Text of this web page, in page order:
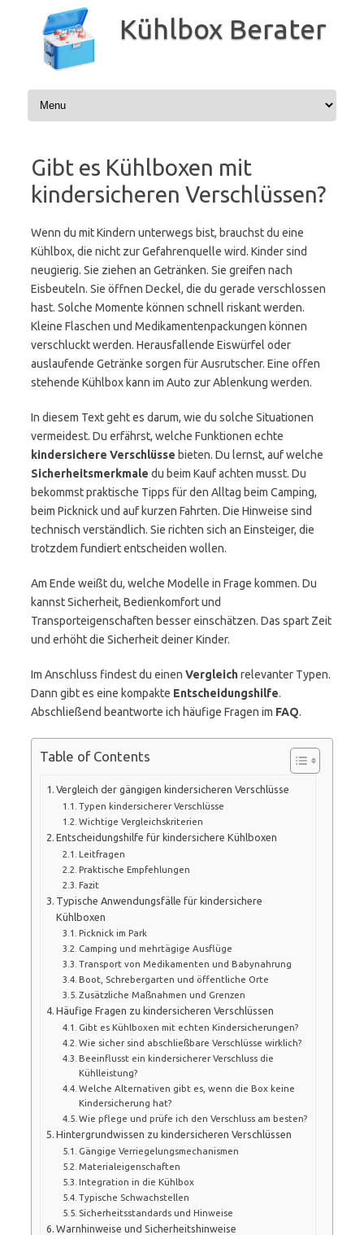
springen
Kühlbox Berater
Gibt es Kühlboxen mit
kindersicheren Verschlüssen?
Wenn du mit Kindern unterwegs bist, brauchst du eine
Kühlbox, die nicht zur Gefahrenquelle wird. Kinder sind
neugierig. Sie ziehen an Getränken. Sie greifen nach
Eisbeuteln. Sie öffnen Deckel, die du gerade verschlossen
hast. Solche Momente können schnell riskant werden.
Kleine Flaschen und Medikamentenpackungen können
verschluckt werden. Herausfallende Eiswürfel oder
auslaufende Getränke sorgen für Ausrutscher. Eine offen
stehende Kühlbox kann im Auto zur Ablenkung werden.
In diesem Text geht es darum, wie du solche Situationen
vermeidest. Du erfährst, welche Funktionen echte
kindersichere Verschlüsse bieten. Du lernst, auf welche
Sicherheitsmerkmale du beim Kauf achten musst. Du
bekommst praktische Tipps für den Alltag beim Camping,
beim Picknick und auf kurzen Fahrten. Die Hinweise sind
technisch verständlich. Sie richten sich an Einsteiger, die
trotzdem fundiert entscheiden wollen.
Am Ende weißt du, welche Modelle in Frage kommen. Du
kannst Sicherheit, Bedienkomfort und
Transporteigenschaften besser einschätzen. Das spart Zeit
und erhöht die Sicherheit deiner Kinder.
Im Anschluss findest du einen Vergleichrelevanter Typen.
Dann gibt es eine kompakte Entscheidungshilfe.
Abschließend beantworte ich häufige Fragen im FAQ.
Table of Contents
Vergleich der gängigen kindersicheren Verschlüsse
Typen kindersicherer Verschlüsse
Wichtige Vergleichskriterien
Entscheidungshilfe für kindersichere Kühlboxen
Leitfragen
Praktische Empfehlungen
Fazit
Typische Anwendungsfälle für kindersichere
Kühlboxen
Picknick im Park
Camping und mehrtägige Ausflüge
Transport von Medikamenten und Babynahrung
Boot, Schrebergarten und öffentliche Orte
Zusätzliche Maßnahmen und Grenzen
Häufige Fragen zu kindersicheren Verschlüssen
Gibt es Kühlboxen mit echten Kindersicherungen?
Wie sicher sind abschließbare Verschlüsse wirklich?
Beeinflusst ein kindersicherer Verschluss die
Kühlleistung?
Welche Alternativen gibt es, wenn die Box keine
Kindersicherung hat?
Wie pflege und prüfe ich den Verschluss am besten?
Hintergrundwissen zu kindersicheren Verschlüssen
Gängige Verriegelungsmechanismen
Materialeigenschaften
Integration in die Kühlbox
Typische Schwachstellen
Sicherheitsstandards und Hinweise
Warnhinweise und Sicherheitshinweise